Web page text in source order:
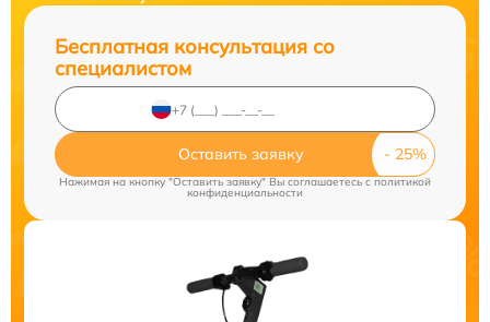
Бесплатная консультация со
специалистом
Оставить заявку
Нажимая на кнопку "Оставить заявку" Вы соглашаетесь c политикой
конфиденциальности